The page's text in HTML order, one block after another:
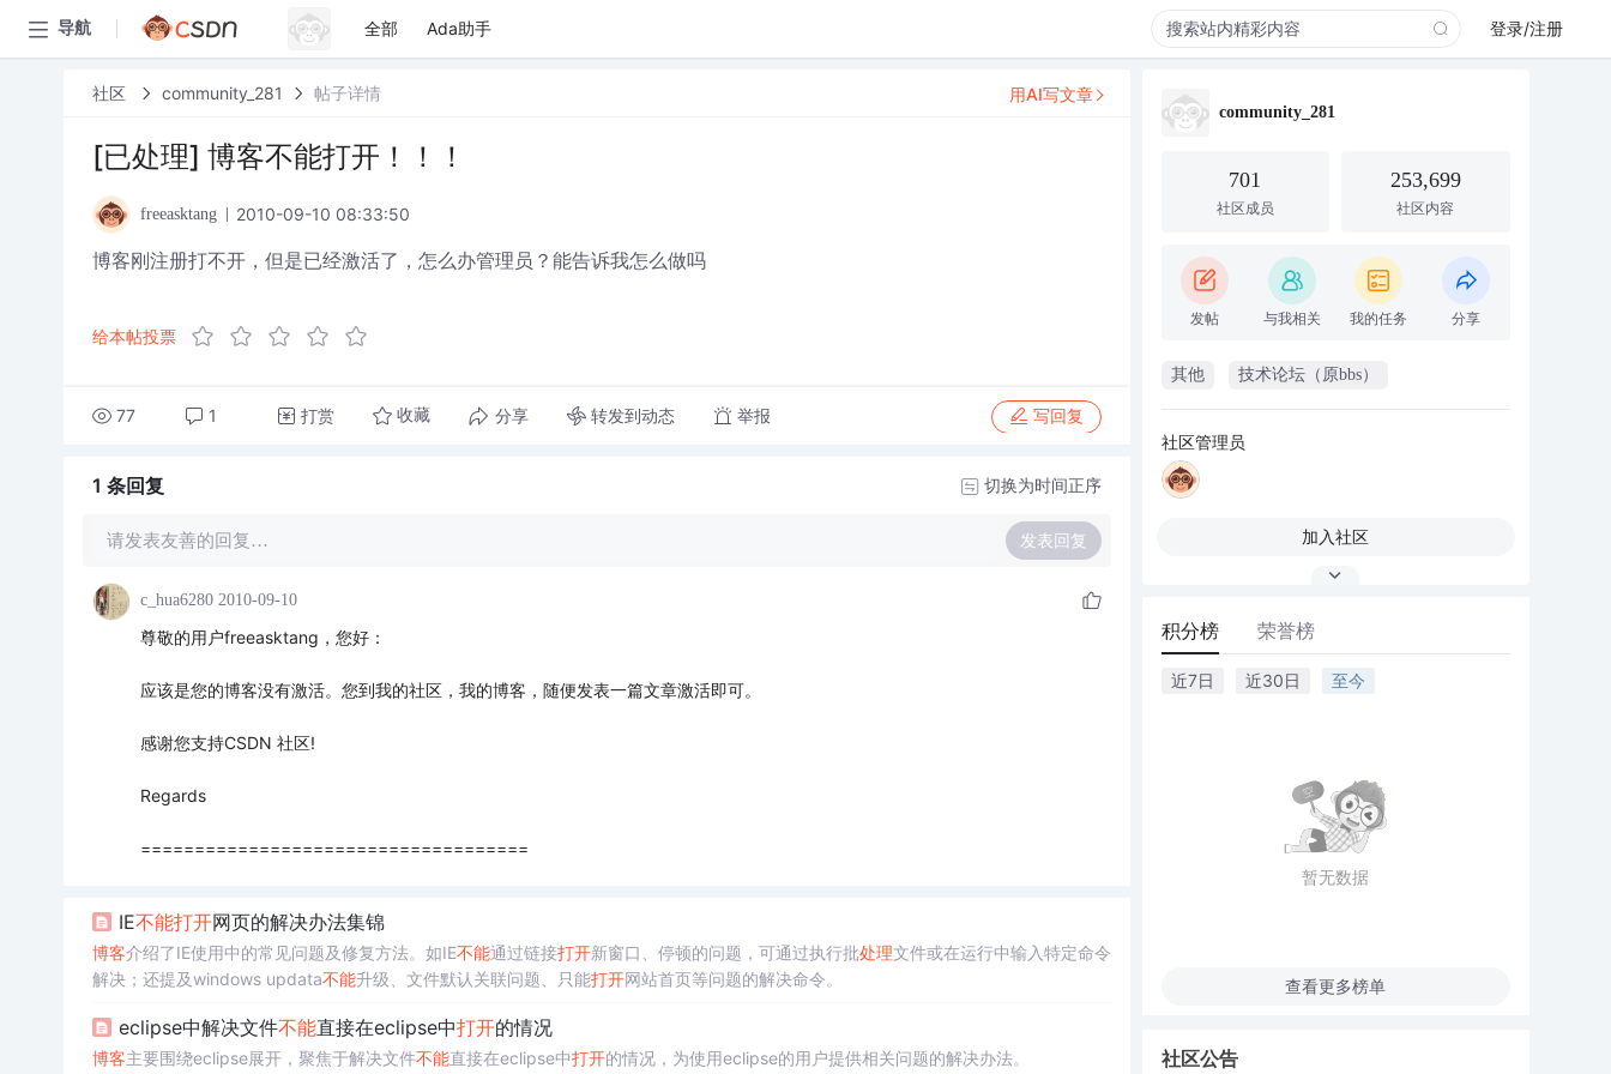
导航 全部 Ada助手 登录/注册
社区 community_281 帖子详情
[已处理] 博客不能打开！！！
freeasktang 2010-09-10 08:33:50
博客刚注册打不开，但是已经激活了，怎么办管理员？能告诉我怎么做吗
给本帖投票
77 1 打赏 收藏 分享 转发到动态 举报 写回复
用AI写文章
1 条回复 切换为时间正序
请发表友善的回复… 发表回复
c_hua6280 2010-09-10
尊敬的用户freeasktang，您好：
应该是您的博客没有激活。您到我的社区，我的博客，随便发表一篇文章激活即可。
感谢您支持CSDN 社区!
Regards
====================================
IE不能打开网页的解决办法集锦
博客介绍了IE使用中的常见问题及修复方法。如IE不能通过链接打开新窗口、停顿的问题，可通过执行批处理文件或在运行中输入特定命令
解决；还提及windows updata不能升级、文件默认关联问题、只能打开网站首页等问题的解决命令。
eclipse中解决文件不能直接在eclipse中打开的情况
博客主要围绕eclipse展开，聚焦于解决文件不能直接在eclipse中打开的情况，为使用eclipse的用户提供相关问题的解决办法。
community_281
701
社区成员
253,699
社区内容
发帖 与我相关 我的任务 分享
其他 技术论坛（原bbs）
社区管理员
加入社区
积分榜 荣誉榜
近7日 近30日 至今
暂无数据
查看更多榜单
社区公告